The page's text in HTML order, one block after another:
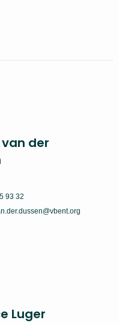
der
93 32
Luger